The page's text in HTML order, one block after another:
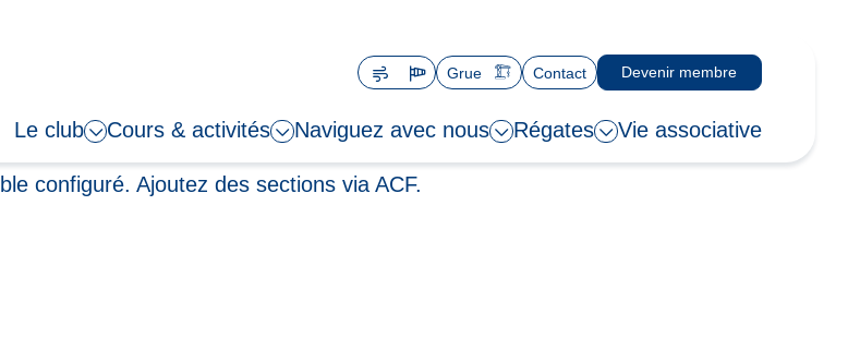
Grue Contact Devenir membre
Le club Cours & activités Naviguez avec nous Régates Vie associative
configuré. Ajoutez des sections via ACF.